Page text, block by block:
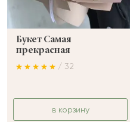
Букет Самая
прекрасная
/ 32
в корзину